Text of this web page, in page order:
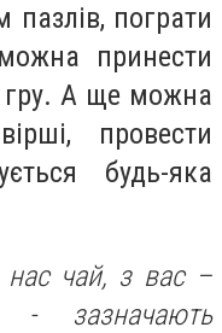
пограти
принести
гру. А ще можна
провести
будь-яка
чай, з вас –
- зазначають